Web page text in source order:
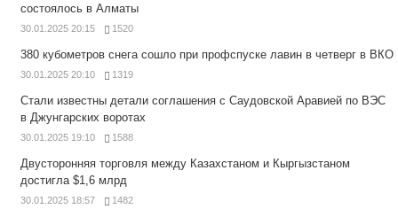
состоялось в Алматы
30.01.2025 20:15 1520
380 кубометров снега сошло при профспуске лавин в четверг в ВКО
30.01.2025 20:10 1319
Стали известны детали соглашения с Саудовской Аравией по ВЭС
в Джунгарских воротах
30.01.2025 19:10 1588
Двусторонняя торговля между Казахстаном и Кыргызстаном
достигла $1,6 млрд
30.01.2025 18:57 1482